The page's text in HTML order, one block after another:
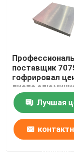
поставщик
гофрировал
листа
листа
настилаяЛучшая